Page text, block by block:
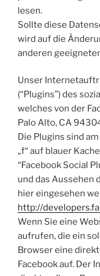
lesen.
Sollte diese
wird auf die
anderen
Unser
(“Plugins”) des
welches von der
Palo Alto, CA
Die Plugins sind
„f“ auf blauer
“Facebook Social
und das Aussehen
hier eingesehen
http://
Wenn Sie eine
aufrufen, die ein
Browser eine
Facebook auf. Der